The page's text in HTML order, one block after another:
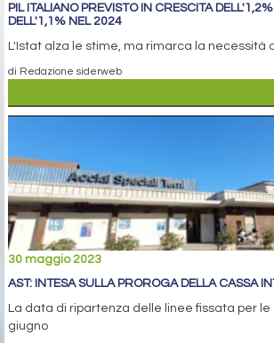
PIL ITALIANO PREVISTO IN CRESCITA
DELL'1,1% NEL 2024
L'Istat alza le stime, ma rimarca la necessità
di Redazione siderweb
30 maggio 2023
AST: INTESA SULLA PROROGA DELLA CASSA
La data di ripartenza delle linee fissata per le
giugno